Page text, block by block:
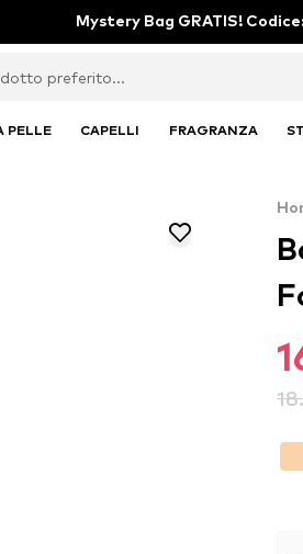
Mystery Bag GRATIS!
PELLE CAPELLI FRAGRANZA